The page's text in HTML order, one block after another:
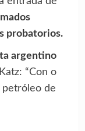
probatorios.
argentino
“Con o
petróleo de